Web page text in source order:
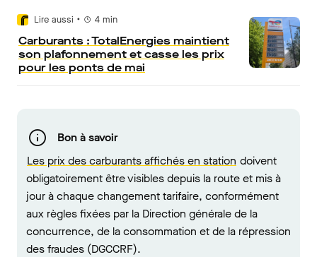
Lire aussi • 4 min
Carburants : TotalEnergies maintient
son plafonnement et casse les prix
pour les ponts de mai
Bon à savoir
Les prix des carburants affichés en station doivent
obligatoirement être visibles depuis la route et mis à
jour à chaque changement tarifaire, conformément
aux règles fixées par la Direction générale de la
concurrence, de la consommation et de la répression
des fraudes (DGCCRF).